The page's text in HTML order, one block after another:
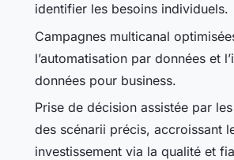
identifier les besoins individuels.
Campagnes multicanal
l’automatisation par données et
données pour business.
Prise de décision assistée par
des scénarii précis, accroissant
investissement via la qualité et